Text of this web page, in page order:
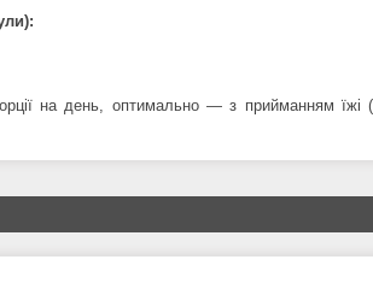
на день, оптимально — з прийманням їжі